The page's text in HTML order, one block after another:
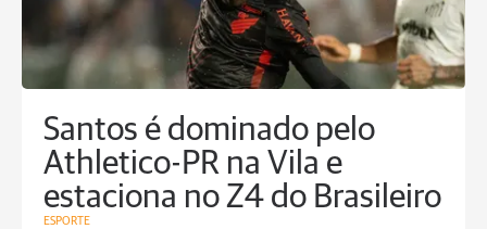
Santos é dominado pelo
Athletico-PR na Vila e
estaciona no Z4 do Brasileiro
ESPORTE